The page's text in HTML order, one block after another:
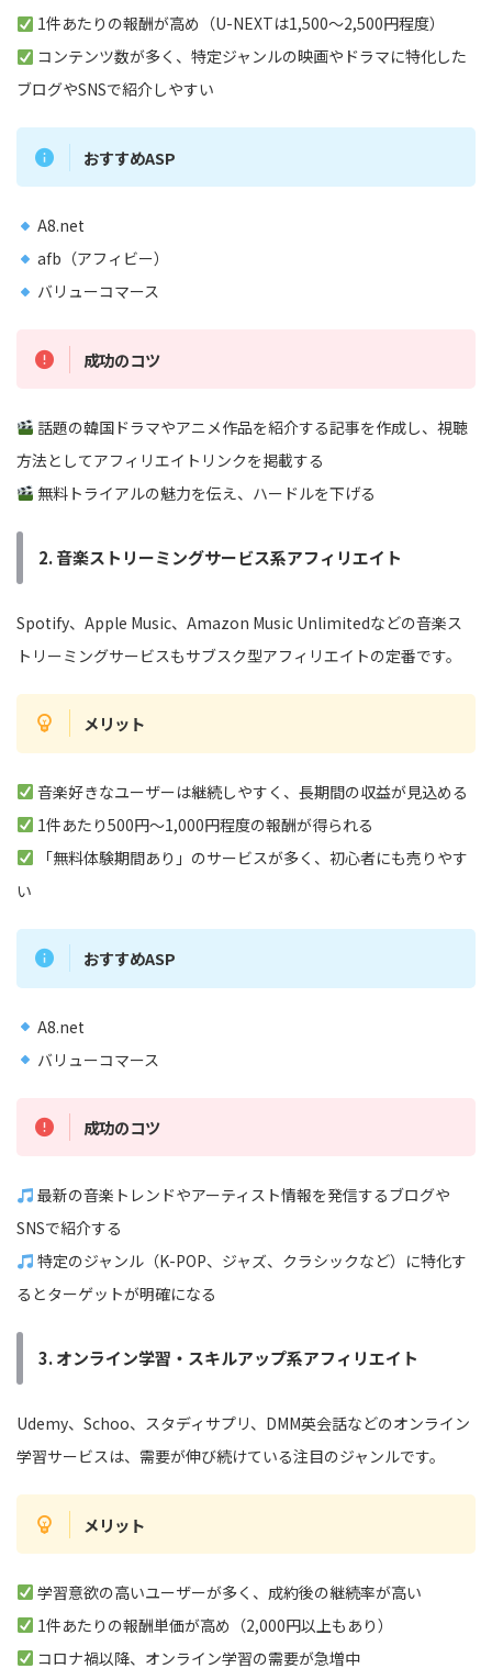
1件あたりの報酬が高め（U-NEXTは1,500〜2,500円程度）
コンテンツ数が多く、特定ジャンルの映画やドラマに特化した
ブログやSNSで紹介しやすい
おすすめASP
A8.net
afb（アフィビー）
バリューコマース
成功のコツ
話題の韓国ドラマやアニメ作品を紹介する記事を作成し、視聴
方法としてアフィリエイトリンクを掲載する
無料トライアルの魅力を伝え、ハードルを下げる
2. 音楽ストリーミングサービス系アフィリエイト
Spotify、Apple Music、Amazon Music Unlimitedなどの音楽ス
トリーミングサービスもサブスク型アフィリエイトの定番です。
メリット
音楽好きなユーザーは継続しやすく、長期間の収益が見込める
1件あたり500円〜1,000円程度の報酬が得られる
「無料体験期間あり」のサービスが多く、初心者にも売りやす
い
おすすめASP
A8.net
バリューコマース
成功のコツ
最新の音楽トレンドやアーティスト情報を発信するブログや
SNSで紹介する
特定のジャンル（K-POP、ジャズ、クラシックなど）に特化す
るとターゲットが明確になる
3. オンライン学習・スキルアップ系アフィリエイト
Udemy、Schoo、スタディサプリ、DMM英会話などのオンライン
学習サービスは、需要が伸び続けている注目のジャンルです。
メリット
学習意欲の高いユーザーが多く、成約後の継続率が高い
1件あたりの報酬単価が高め（2,000円以上もあり）
コロナ禍以降、オンライン学習の需要が急増中